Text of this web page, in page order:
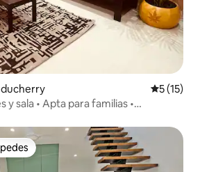
5 (15)
y sala • Apta para familias •